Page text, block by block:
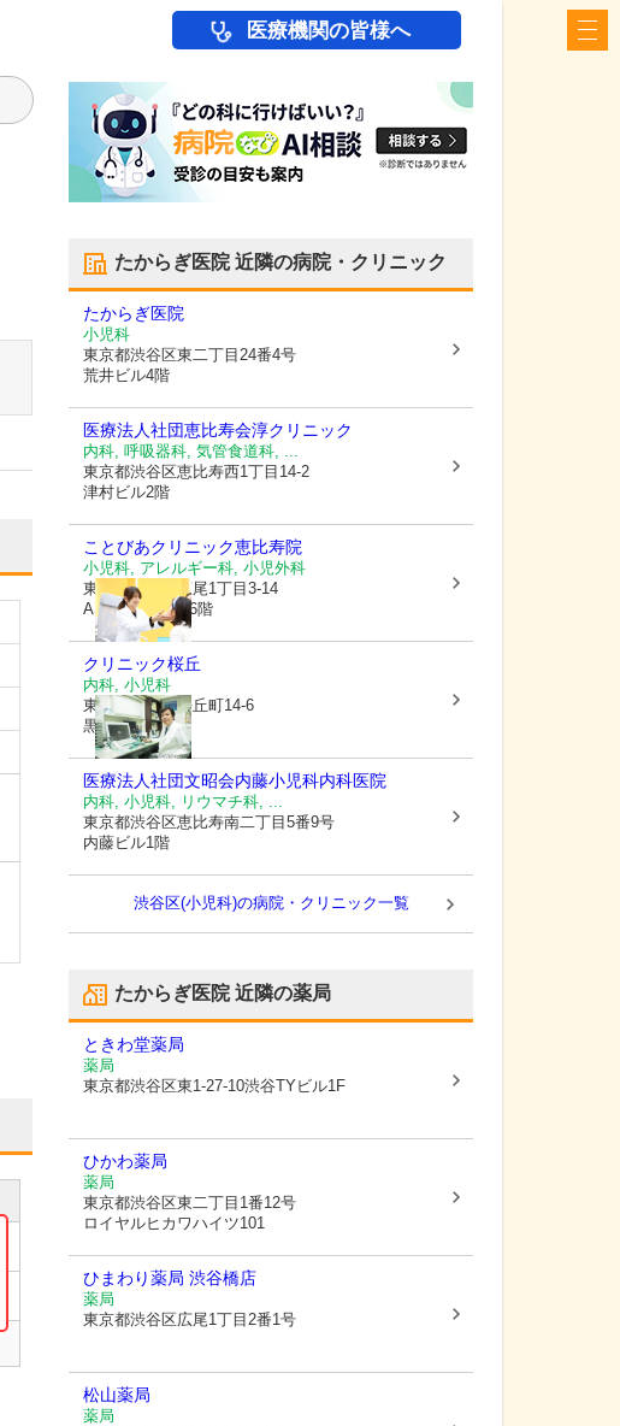
医療機関の皆様へ
たからぎ医院近隣の病院・クリニック
たからぎ医院
小児科
東京都渋谷区東二丁目24番4号
荒井ビル4階
医療法人社団恵比寿会淳クリニック
内科, 呼吸器科, 気管食道科, ...
東京都渋谷区恵比寿西1丁目14-2
津村ビル2階
ことびあクリニック恵比寿院
小児科, アレルギー科, 小児外科
東京都渋谷区
広尾1丁目3-14
ASAX広尾ビル6階
クリニック桜丘
内科, 小児科
東京都渋谷区桜丘町14-6
黒松ビル1F
医療法人社団文昭会内藤小児科内科医院
内科, 小児科, リウマチ科, ...
東京都渋谷区恵比寿南二丁目5番9号
内藤ビル1階
渋谷区(小児科)の病院・クリニック一覧
たからぎ医院近隣の薬局
ときわ堂薬局
薬局
東京都渋谷区東1-27-10渋谷TYビル1F
ひかわ薬局
薬局
東京都渋谷区東二丁目1番12号
ロイヤルヒカワハイツ101
ひまわり薬局 渋谷橋店
薬局
東京都渋谷区広尾1丁目2番1号
松山薬局
薬局